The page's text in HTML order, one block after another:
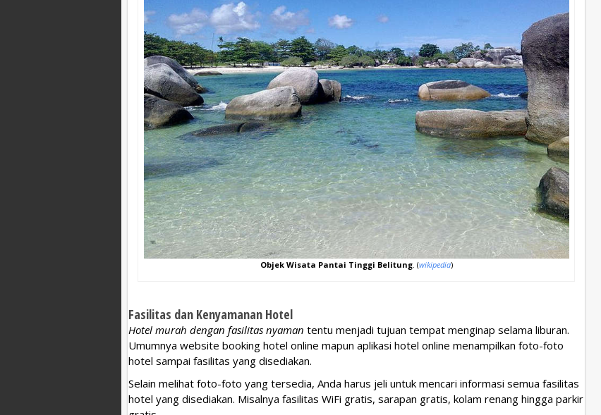
Objek Wisata Pantai Tinggi Belitung. (wikipedia)
Fasilitas dan Kenyamanan Hotel
Hotel murah dengan fasilitas nyaman tentu menjadi tujuan tempat menginap selama liburan.
Umumnya website booking hotel online mapun aplikasi hotel online menampilkan foto-foto
hotel sampai fasilitas yang disediakan.
Selain melihat foto-foto yang tersedia, Anda harus jeli untuk mencari informasi semua fasilitas
hotel yang disediakan. Misalnya fasilitas WiFi gratis, sarapan gratis, kolam renang hingga parkir